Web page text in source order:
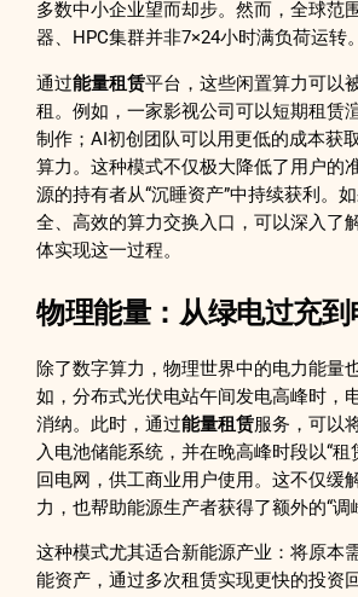
多数中小企业望而却步。然而，全球范
器、HPC集群并非7×24小时满负荷运转。
通过能量租赁平台，这些闲置算力可以
租。例如，一家影视公司可以短期租赁
制作；AI初创团队可以用更低的成本获
算力。这种模式不仅极大降低了用户的
源的持有者从“沉睡资产”中持续获利。
全、高效的算力交换入口，可以深入了
体实现这一过程。
物理能量：从绿电过充
除了数字算力，物理世界中的电力能量
如，分布式光伏电站午间发电高峰时，
消纳。此时，通过能量租赁服务，可以
入电池储能系统，并在晚高峰时段以“租
回电网，供工商业用户使用。这不仅缓
力，也帮助能源生产者获得了额外的“调
这种模式尤其适合新能源产业：将原本
能资产，通过多次租赁实现更快的投资